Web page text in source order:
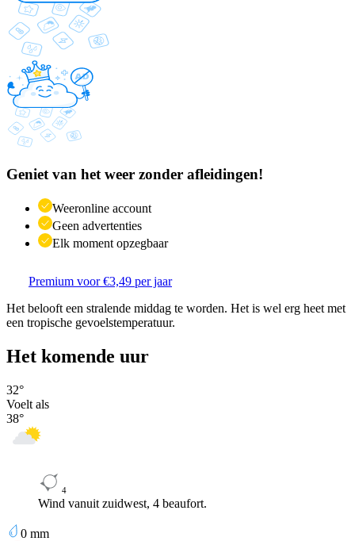
Geniet van het weer zonder afleidingen!
Weeronline account
Geen advertenties
Elk moment opzegbaar
Premium voor €3,49 per jaar
Het belooft een stralende middag te worden. Het is wel erg heet met
een tropische gevoelstemperatuur.
Het komende uur
32°
Voelt als
38°
4
Wind vanuit zuidwest, 4 beaufort.
0 mm